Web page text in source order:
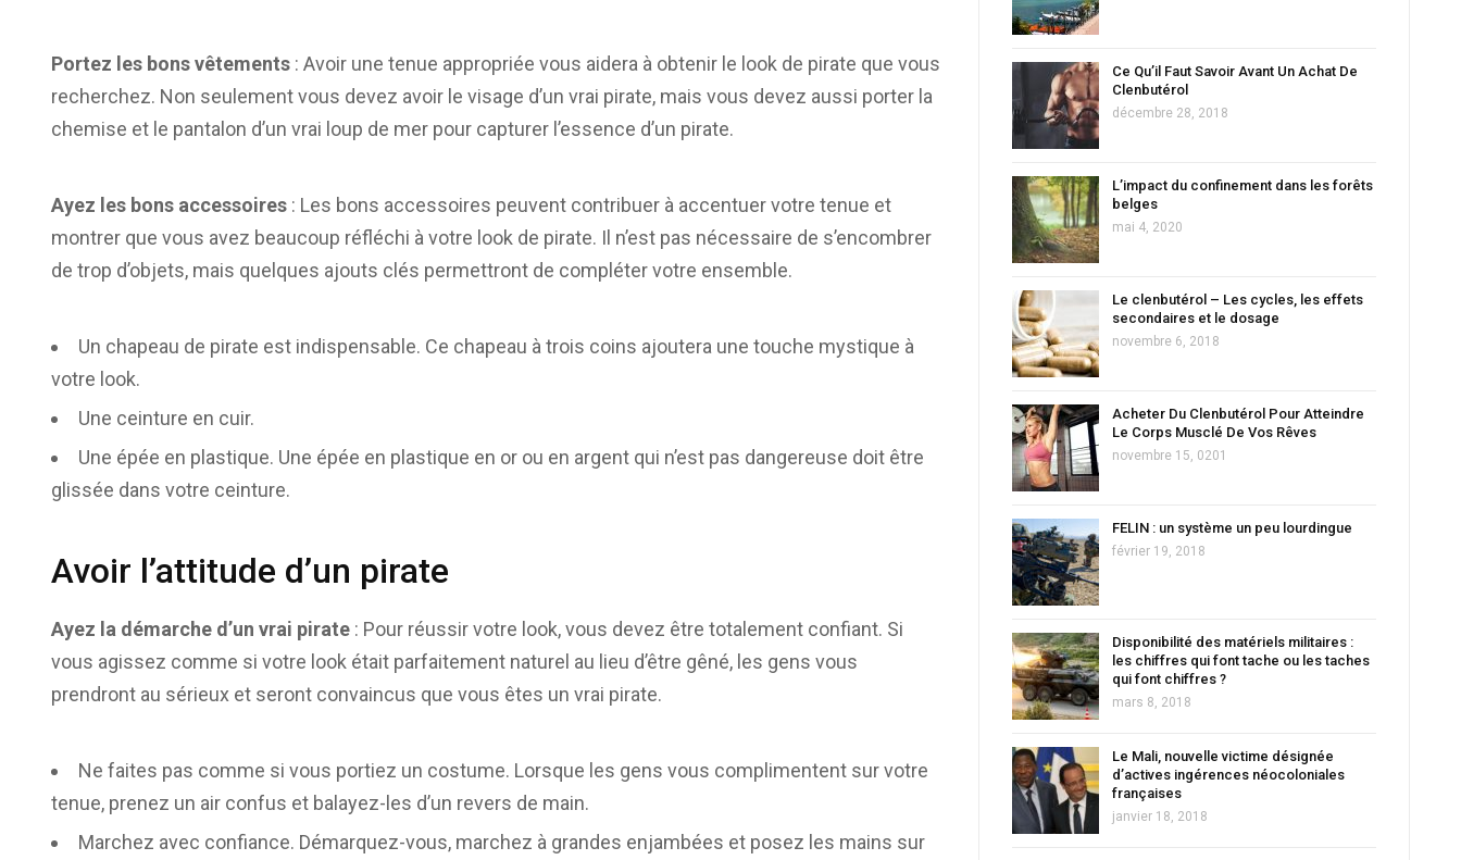
Portez les bons vêtements : Avoir une tenue appropriée vous aidera à obtenir le look de pirate que vous
recherchez. Non seulement vous devez avoir le visage d’un vrai pirate, mais vous devez aussi porter la
chemise et le pantalon d’un vrai loup de mer pour capturer l’essence d’un pirate.
Ayez les bons accessoires : Les bons accessoires peuvent contribuer à accentuer votre tenue et
montrer que vous avez beaucoup réfléchi à votre look de pirate. Il n’est pas nécessaire de s’encombrer
de trop d’objets, mais quelques ajouts clés permettront de compléter votre ensemble.
Un chapeau de pirate est indispensable. Ce chapeau à trois coins ajoutera une touche mystique à
votre look.
Une ceinture en cuir.
Une épée en plastique. Une épée en plastique en or ou en argent qui n’est pas dangereuse doit être
glissée dans votre ceinture.
Avoir l’attitude d’un pirate
Ayez la démarche d’un vrai pirate : Pour réussir votre look, vous devez être totalement confiant. Si
vous agissez comme si votre look était parfaitement naturel au lieu d’être gêné, les gens vous
prendront au sérieux et seront convaincus que vous êtes un vrai pirate.
Ne faites pas comme si vous portiez un costume. Lorsque les gens vous complimentent sur votre
tenue, prenez un air confus et balayez-les d’un revers de main.
Marchez avec confiance. Démarquez-vous, marchez à grandes enjambées et posez les mains sur
Ce Qu’il Faut Savoir Avant Un Achat De
Clenbutérol
décembre 28, 2018
L’impact du confinement dans les forêts
belges
mai 4, 2020
Le clenbutérol – Les cycles, les effets
secondaires et le dosage
novembre 6, 2018
Acheter Du Clenbutérol Pour Atteindre
Le Corps Musclé De Vos Rêves
novembre 15, 0201
FELIN : un système un peu lourdingue
février 19, 2018
Disponibilité des matériels militaires :
les chiffres qui font tache ou les taches
qui font chiffres ?
mars 8, 2018
Le Mali, nouvelle victime désignée
d’actives ingérences néocoloniales
françaises
janvier 18, 2018